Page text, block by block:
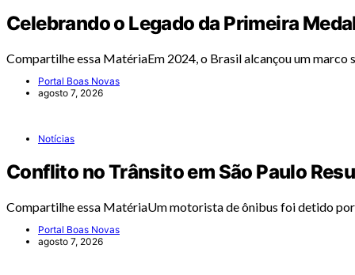
Celebrando o Legado da Primeira
Compartilhe essa MatériaEm 2024, o Brasil alcançou um
Portal Boas Novas
agosto 7, 2026
Notícias
Conflito no Trânsito em São Paulo
Compartilhe essa MatériaUm motorista de ônibus foi detido
Portal Boas Novas
agosto 7, 2026